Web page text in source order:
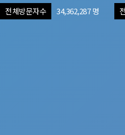
전체방문자수 34,362,287 명